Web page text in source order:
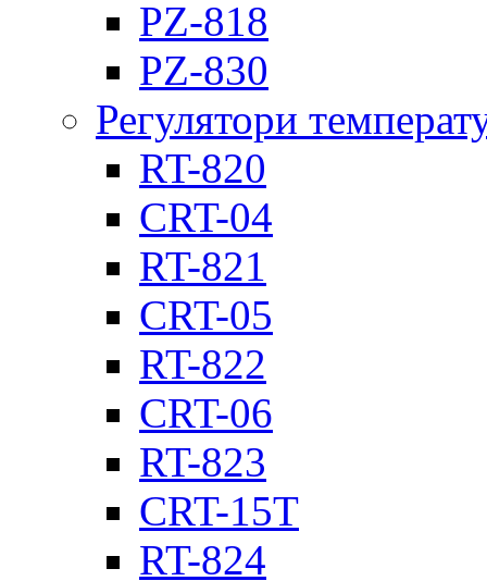
PZ-818
PZ-830
Регулятори
RT-820
CRT-04
RT-821
CRT-05
RT-822
CRT-06
RT-823
CRT-15T
RT-824